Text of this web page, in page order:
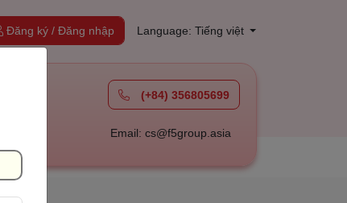
Đăng ký / Đăng nhập Language: Tiếng việt
(+84) 356805699
Email: cs@f5group.asia